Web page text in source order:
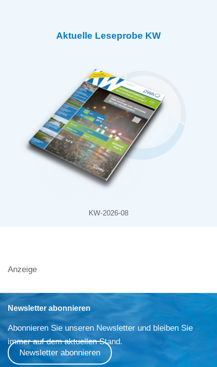
Aktuelle Leseprobe KW
KW-2026-08
Anzeige
Newsletter abonnieren
Abonnieren Sie unseren Newsletter und bleiben Sie
immer auf dem aktuellen Stand.
Newsletter abonnieren